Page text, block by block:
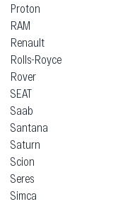
Proton
RAM
Renault
Rolls-Royce
Rover
SEAT
Saab
Santana
Saturn
Scion
Seres
Simca